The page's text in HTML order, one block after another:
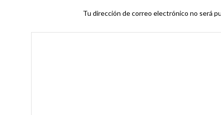
Tu dirección de correo electrónico no será